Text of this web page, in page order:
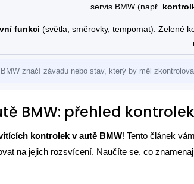
servis BMW (např.
funkci (světla, směrovky, tempomat). Zelené
značí závadu nebo stav, který by měl
BMW: přehled
kontrolek v autě BMW! Tento článek
na jejich rozsvícení. Naučíte se, co